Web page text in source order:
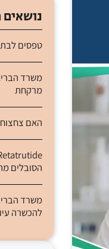
טפסים
משרד
מרקחת
האם צחצוח
הסובלים
משרד
להכשרה